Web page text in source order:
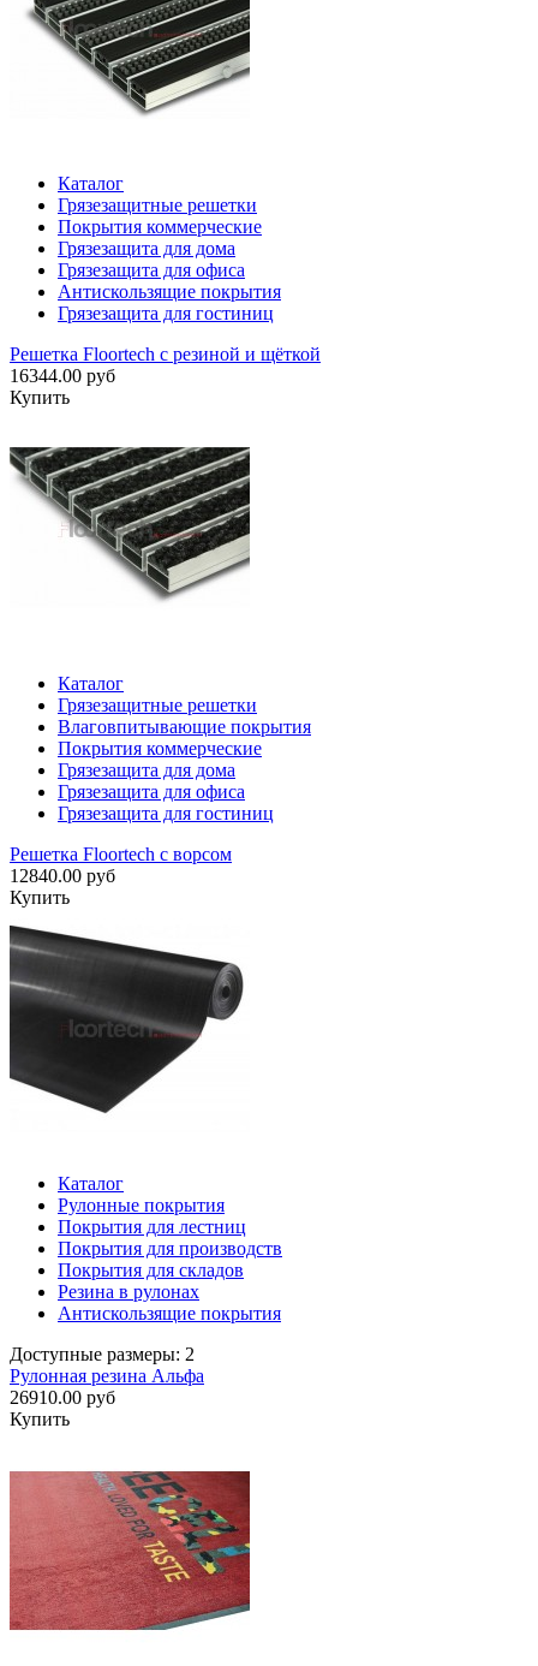
Каталог
Грязезащитные решетки
Покрытия коммерческие
Грязезащита для дома
Грязезащита для офиса
Антискользящие покрытия
Грязезащита для гостиниц
Решетка Floortech с резиной и щёткой
16344.00 руб
Купить
Каталог
Грязезащитные решетки
Влаговпитывающие покрытия
Покрытия коммерческие
Грязезащита для дома
Грязезащита для офиса
Грязезащита для гостиниц
Решетка Floortech с ворсом
12840.00 руб
Купить
Каталог
Рулонные покрытия
Покрытия для лестниц
Покрытия для производств
Покрытия для складов
Резина в рулонах
Антискользящие покрытия
Доступные размеры: 2
Рулонная резина Альфа
26910.00 руб
Купить